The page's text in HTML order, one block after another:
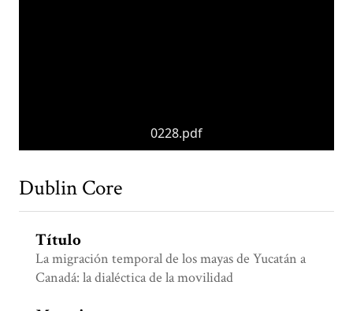
0228.pdf
Dublin Core
Título
La migración temporal de los mayas de Yucatán a
Canadá: la dialéctica de la movilidad